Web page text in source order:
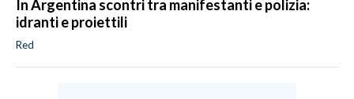
In Argentina scontri tra manifestanti e polizia:
idranti e proiettili
Red